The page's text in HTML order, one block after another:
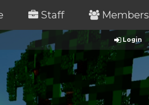
Staff Members
Login